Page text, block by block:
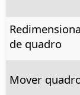
de quadro
Mover